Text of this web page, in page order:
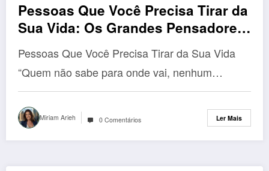
Pessoas Que Você Precisa Tirar da
Sua Vida: Os Grandes Pensadores
Revelam a Verdade Que Vai Chocar
Você
Pessoas Que Você Precisa Tirar da Sua Vida
“Quem não sabe para onde vai, nenhum…
Miriam Arieh 0 Comentários Ler Mais